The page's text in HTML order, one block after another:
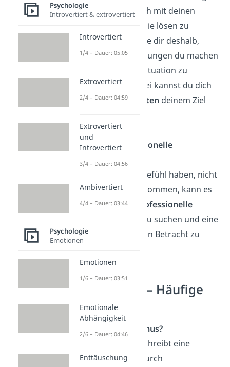
Konfrontieredich mit deinen
Problemen, um sie lösen zu
können. Überlege dir deshalb,
welche Veränderungen du machen
kannst, um die Situation zu
verbessern. Dabei kannst du dich
inkleinen Schritten deinem Ziel
Hole dir professionelle
Unterstützung
Solltest du das Gefühl haben, nicht
alleine weiterzukommen, kann es
hilfreich sein,
professionelle
zu suchen und eine
Psychotherapie
in Betracht zu
Eskapismus — Häufige
Fragen
Was ist Eskapismus?
Eskapismus beschreibt eine
Realitätsflucht durch
Psychologie
Introvertiert & extrovertiert
Introvertiert
1/4 – Dauer: 05:05
Extrovertiert
2/4 – Dauer: 04:59
Extrovertiert
und
Introvertiert
3/4 – Dauer: 04:56
Ambivertiert
4/4 – Dauer: 03:44
Psychologie
Emotionen
Emotionen
1/6 – Dauer: 03:51
Emotionale
Abhängigkeit
2/6 – Dauer: 04:46
Enttäuschung